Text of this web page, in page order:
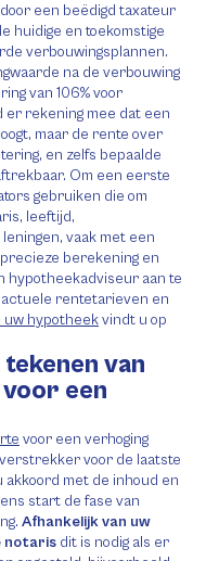
een beëdigd taxateur
huidige en toekomstige
verbouwingsplannen.
na de verbouwing
van 106% voor
er rekening mee dat een
maar de rente over
en zelfs bepaalde
Om een eerste
gebruiken die om
leeftijd,
vaak met een
berekening en
hypotheekadviseur aan te
actuele rentetarieven en
hypotheekvindt u op
van
een
voor een verhoging
voor de laatste
akkoord met de inhoud en
start de fase van
Afhankelijk van uw
notaris dit is nodig als er